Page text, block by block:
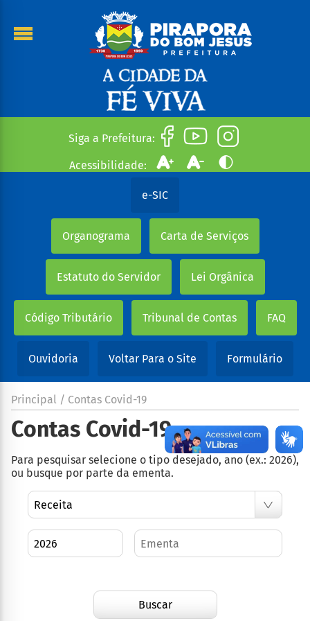
Siga a Prefeitura:
Acessibilidade:
e-SIC
Organograma Carta de Serviços
Estatuto do Servidor Lei Orgânica
Código Tributário Tribunal de Contas FAQ
Ouvidoria Voltar Para o Site Formulário
Principal / Contas Covid-19
Contas Covid-19
Para pesquisar selecione o tipo desejado, ano (ex.: 2026),
ou busque por parte da ementa.
Buscar